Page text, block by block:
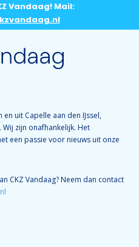
Vandaag! Mail:
uit Capelle aan den IJssel,
Wij zijn onafhankelijk. Het
een passie voor nieuws uit onze
CKZ Vandaag? Neem dan contact